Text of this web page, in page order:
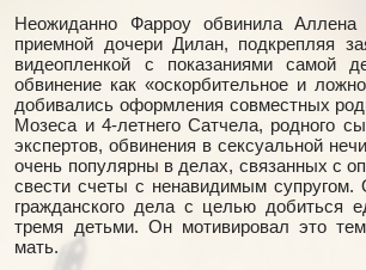
Неожиданно Фарроу обвинила
приемной дочери Дилан, подкрепляя
видеопленкой с показаниями самой
обвинение как «оскорбительное и
добивались оформления совместных
Мозеса и 4-летнего Сатчела, родного
экспертов, обвинения в секcуальной
очень популярны в делах, связанных с
свести счеты с ненавидимым
гражданского дела с целью добиться
тремя детьми. Он мотивировал это
мать.